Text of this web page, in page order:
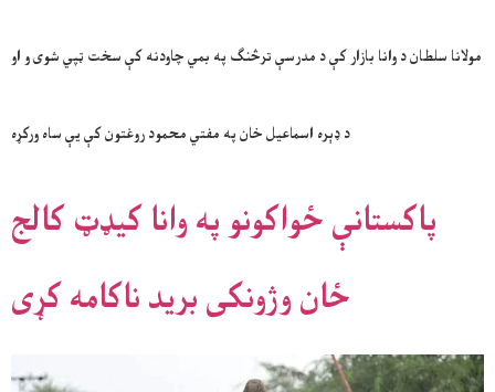
مولانا سلطان د وانا بازار کې د مدرسې ترڅنګ په بمي چاودنه کې سخت ټپي شوی و او
د ډېره اسماعیل خان په مفتي محمود روغتون کې یې ساه ورکړه
پاکستانې ځواکونو په وانا کیډټ کالج
ځان وژونکی برید ناکامه کړی